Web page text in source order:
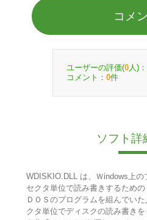
コメ
ユーザーの評価(0 人)：
コメント： 0件
ソフト詳
WDISKIO.DLL は、Ｗindows上
セクタ単位で読み書きするための
ＤＯＳのプログラムを組んでい
クタ単位でディスクの読み書き